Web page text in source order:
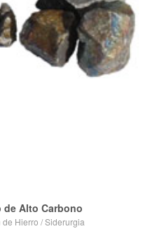
de Alto Carbono
de Hierro /Siderurgia